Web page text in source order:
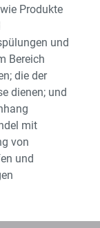
Produkte
und
Bereich
die der
dienen; und
mit
von
und